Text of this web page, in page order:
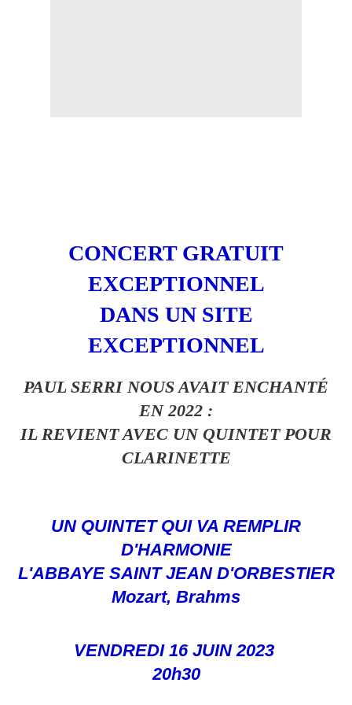
CONCERT GRATUIT
EXCEPTIONNEL
DANS UN SITE
EXCEPTIONNEL
PAUL SERRI NOUS AVAIT ENCHANTÉ
EN 2022 :
IL REVIENT AVEC UN QUINTET POUR
CLARINETTE
UN QUINTET QUI VA REMPLIR
D'HARMONIE
L'ABBAYE SAINT JEAN D'ORBESTIER
Mozart, Brahms
VENDREDI 16 JUIN 2023
20h30